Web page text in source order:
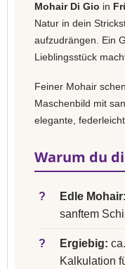
Mohair Di Gio in
Natur in dein
aufzudrängen. Ein
Lieblingsstück
Feiner Mohair
Maschenbild mit
elegante,
Warum du
? Edle Mohair:
sanftem
? Ergiebig:
Kalkulation